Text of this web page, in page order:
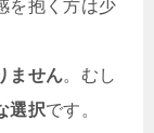
を抱く方は少
ません。むし
選択です。